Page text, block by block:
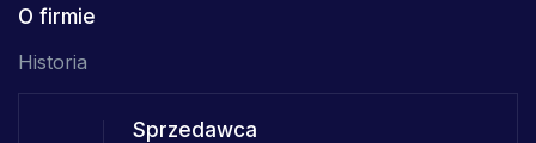
O firmie
Historia
Sprzedawca